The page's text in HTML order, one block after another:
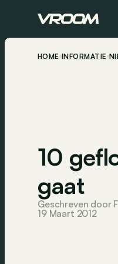
HOME INFORMATIE
10
gaat
Geschreven door
19 Maart 2012